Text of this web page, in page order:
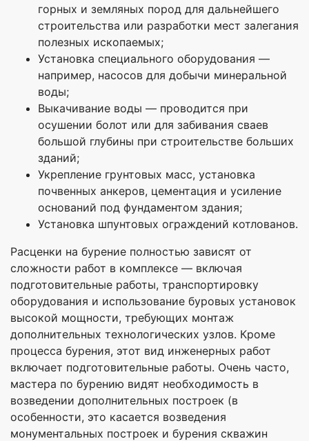
горных и земляных пород для дальнейшего
строительства или разработки мест залегания
полезных ископаемых;
Установка специального оборудования —
например, насосов для добычи минеральной
воды;
Выкачивание воды — проводится при
осушении болот или для забивания сваев
большой глубины при строительстве больших
зданий;
Укрепление грунтовых масс, установка
почвенных анкеров, цементация и усиление
оснований под фундаментом здания;
Установка шпунтовых ограждений котлованов.
Расценки на бурение полностью зависят от
сложности работ в комплексе — включая
подготовительные работы, транспортировку
оборудования и использование буровых установок
высокой мощности, требующих монтаж
дополнительных технологических узлов. Кроме
процесса бурения, этот вид инженерных работ
включает подготовительные работы. Очень часто,
мастера по бурению видят необходимость в
возведении дополнительных построек (в
особенности, это касается возведения
монументальных построек и бурения скважин